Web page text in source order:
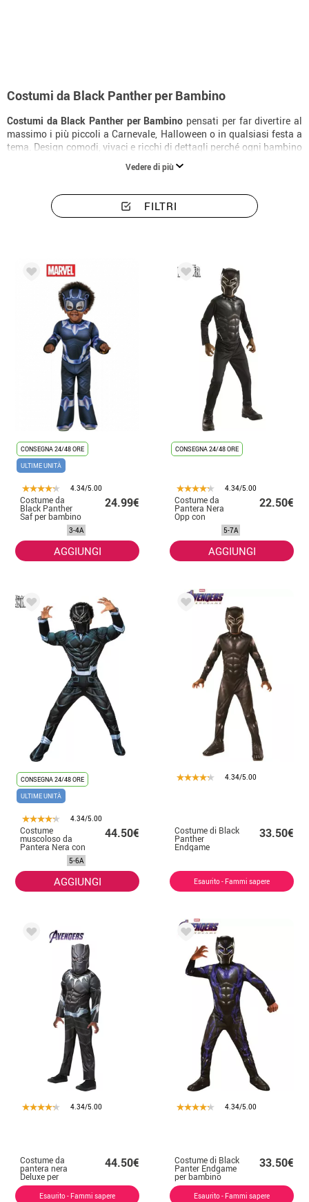
Costumi da Black Panther per Bambino
Costumi da Black Panther per Bambino pensati per far divertire al
massimo i più piccoli a Carnevale, Halloween o in qualsiasi festa a
tema. Design comodi, vivaci e ricchi di dettagli perché ogni bambino
possa trasformarsi nel suo personaggio preferito.
Vedere di più
FILTRI
CONSEGNA 24/48 ORE
ULTIME UNITÀ
4.34/5.00
Costume da
Black Panther
Saf per bambino
24.99€
3-4A
AGGIUNGI
CONSEGNA 24/48 ORE
4.34/5.00
Costume da
Pantera Nera
Opp con
maschera per
22.50€
5-7A
AGGIUNGI
CONSEGNA 24/48 ORE
ULTIME UNITÀ
4.34/5.00
Costume
muscoloso da
Pantera Nera con
maschera deluxe
44.50€
5-6A
AGGIUNGI
4.34/5.00
Costume di Black
Panther
Endgame
classico per
33.50€
Esaurito - Fammi sapere
4.34/5.00
Costume da
pantera nera
Deluxe per
bambini e
ragazzi
44.50€
Esaurito - Fammi sapere
4.34/5.00
Costume di Black
Panter Endgame
per bambino
33.50€
Esaurito - Fammi sapere